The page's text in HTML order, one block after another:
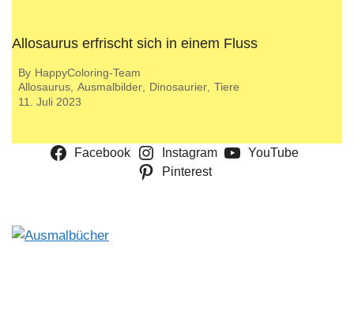
Allosaurus erfrischt sich in einem Fluss
By HappyColoring-Team
Allosaurus Ausmalbilder Dinosaurier Tiere
11. Juli 2023
Facebook Instagram
YouTube
Pinterest